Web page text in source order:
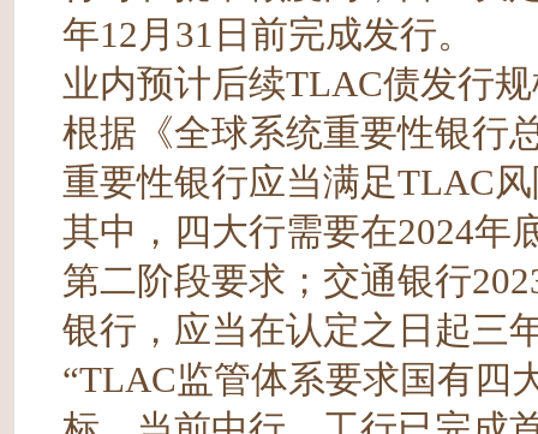
年12月31日前完成发行。
业内预计后续TLAC债发行
根据《全球系统重要性银行
重要性银行应当满足TLAC
其中，四大行需要在2024年
第二阶段要求；交通银行
银行，应当在认定之日起三
“TLAC监管体系要求国有四